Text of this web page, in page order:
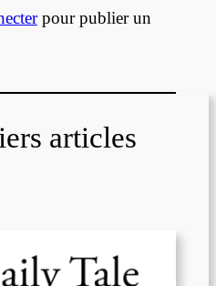
pour publier un
articles